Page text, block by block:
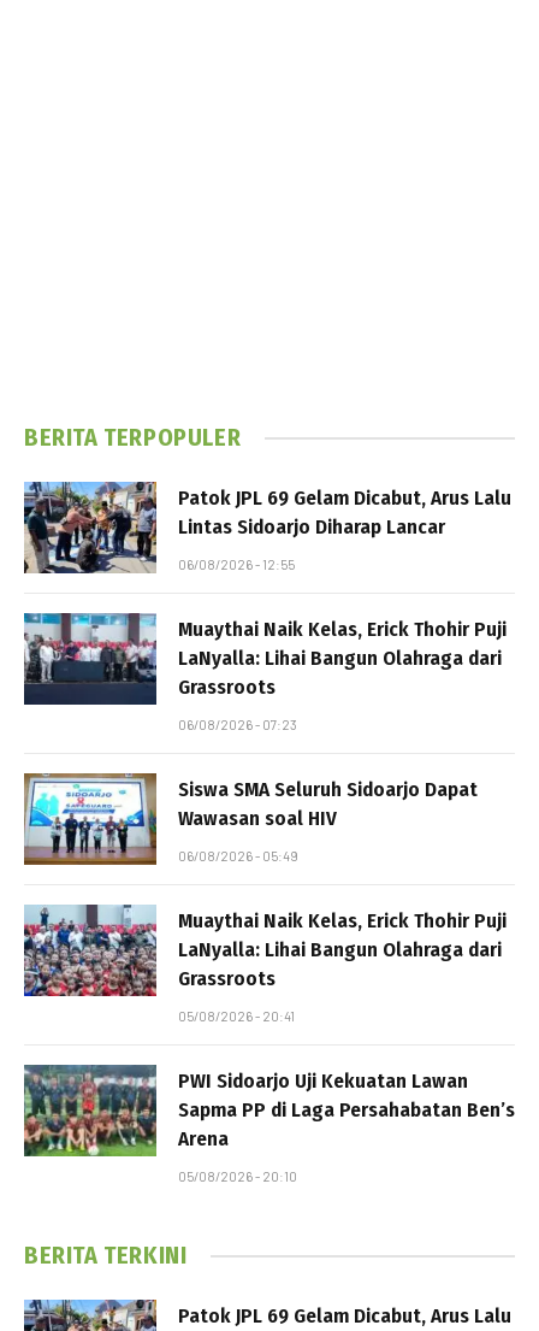
BERITA TERPOPULER
Patok JPL 69 Gelam Dicabut, Arus Lalu
Lintas Sidoarjo Diharap Lancar
06/08/2026 - 12:55
Muaythai Naik Kelas, Erick Thohir Puji
LaNyalla: Lihai Bangun Olahraga dari
Grassroots
06/08/2026 - 07:23
Siswa SMA Seluruh Sidoarjo Dapat
Wawasan soal HIV
06/08/2026 - 05:49
Muaythai Naik Kelas, Erick Thohir Puji
LaNyalla: Lihai Bangun Olahraga dari
Grassroots
05/08/2026 - 20:41
PWI Sidoarjo Uji Kekuatan Lawan
Sapma PP di Laga Persahabatan Ben’s
Arena
05/08/2026 - 20:10
BERITA TERKINI
Patok JPL 69 Gelam Dicabut, Arus Lalu